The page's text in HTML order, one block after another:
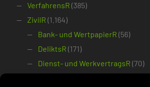
VerfahrensR (385)
ZivilR (1.164)
Bank- und WertpapierR (56)
DeliktsR (171)
Dienst- und WerkvertragsR (70)